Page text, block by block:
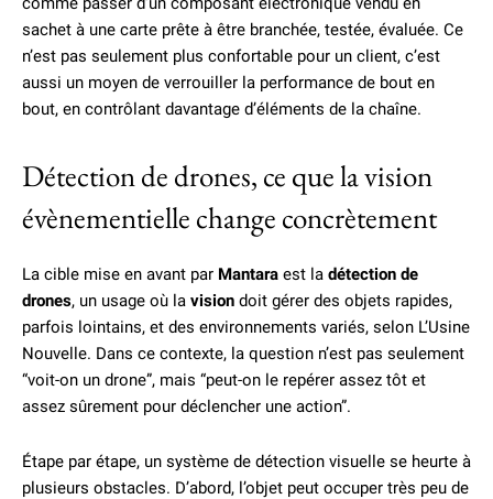
sachet à une carte prête à être branchée, testée, évaluée. Ce
n’est pas seulement plus confortable pour un client, c’est
aussi un moyen de verrouiller la performance de bout en
bout, en contrôlant davantage d’éléments de la chaîne.
Détection de drones, ce que la vision
évènementielle change concrètement
La cible mise en avant par Mantara est la détection de
drones, un usage où la vision doit gérer des objets rapides,
parfois lointains, et des environnements variés, selon L’Usine
Nouvelle. Dans ce contexte, la question n’est pas seulement
“voit-on un drone”, mais “peut-on le repérer assez tôt et
assez sûrement pour déclencher une action”.
Étape par étape, un système de détection visuelle se heurte à
plusieurs obstacles. D’abord, l’objet peut occuper très peu de